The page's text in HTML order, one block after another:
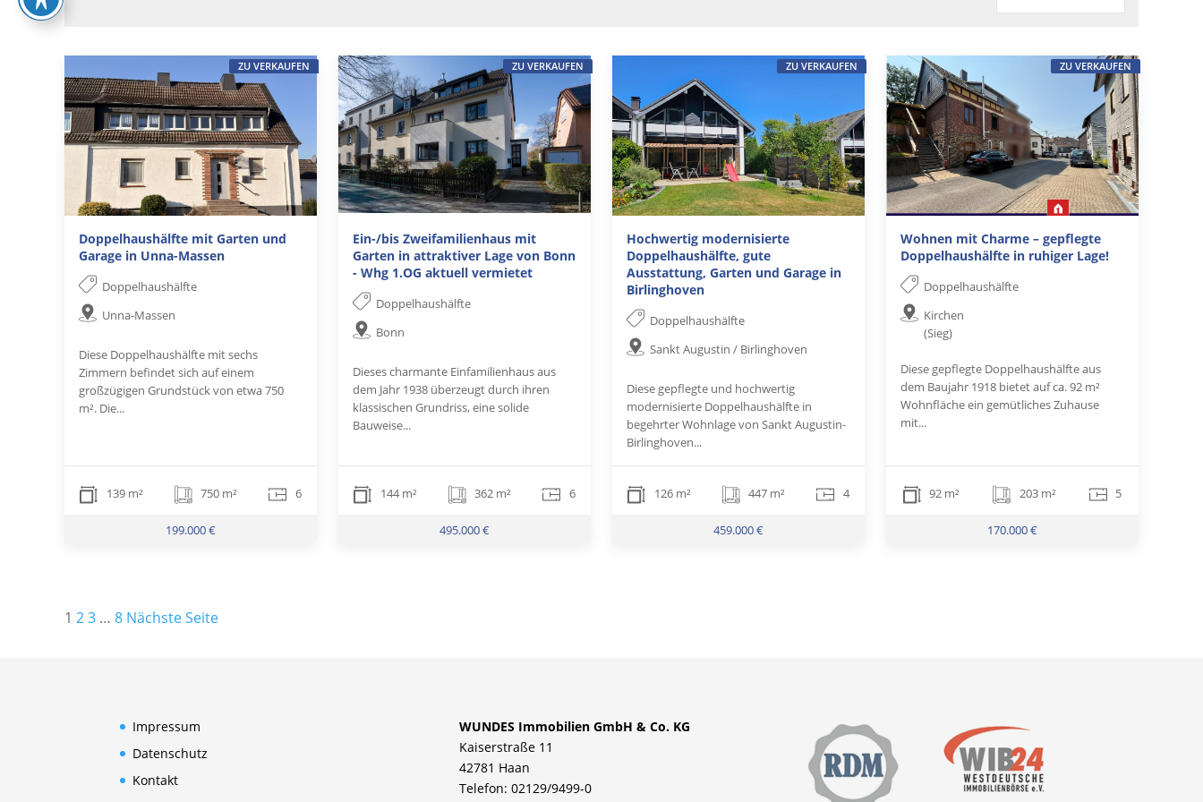
Doppelhaushälfte mit Garten und
Garage in Unna-Massen
Doppelhaushälfte
Unna-Massen
Diese Doppelhaushälfte mit sechs
Zimmern befindet sich auf einem
großzügigen Grundstück von etwa 750
m². Die...
139 m² 750 m² 6
199.000 €
ZU VERKAUFEN
Ein-/bis Zweifamilienhaus mit
Garten in attraktiver Lage von Bonn
- Whg 1.OG aktuell vermietet
Doppelhaushälfte
Bonn
Dieses charmante Einfamilienhaus aus
dem Jahr 1938 überzeugt durch ihren
klassischen Grundriss, eine solide
Bauweise...
144 m² 362 m² 6
495.000 €
ZU VERKAUFEN
Hochwertig modernisierte
Doppelhaushälfte, gute
Ausstattung, Garten und Garage in
Birlinghoven
Doppelhaushälfte
Sankt Augustin / Birlinghoven
Diese gepflegte und hochwertig
modernisierte Doppelhaushälfte in
begehrter Wohnlage von Sankt Augustin-
Birlinghoven...
126 m² 447 m² 4
459.000 €
ZU VERKAUFEN
Wohnen mit Charme – gepflegte
Doppelhaushälfte in ruhiger Lage!
Doppelhaushälfte
Kirchen
(Sieg)
Diese gepflegte Doppelhaushälfte aus
dem Baujahr 1918 bietet auf ca. 92 m²
Wohnfläche ein gemütliches Zuhause
mit...
92 m² 203 m² 5
170.000 €
ZU VERKAUFEN
Seitennummerierung
1 23 … 8 Nächste Seite
Impressum
Datenschutz
Kontakt
WUNDES Immobilien GmbH & Co. KG
Kaiserstraße 11
42781 Haan
Telefon: 02129/9499-0